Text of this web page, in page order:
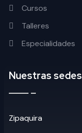
Cursos
Talleres
Especialidades
Nuestras sedes
Zipaquira